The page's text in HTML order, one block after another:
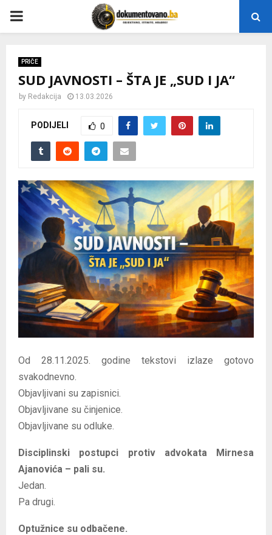
P
R
Y
M
E
N
PRIČE
SUD JAVNOSTI – ŠTA JE „SUD I JA“
by Redakcija 13.03.2026
PODIJELI 0
Od 28.11.2025. godine tekstovi izlaze gotovo
svakodnevno.
Objavljivani su zapisnici.
Objavljivane su činjenice.
Objavljivane su odluke.
Disciplinski postupci protiv advokata Mirnesa
Ajanovića – pali su.
Jedan.
Pa drugi.
Optužnice su odbačene.